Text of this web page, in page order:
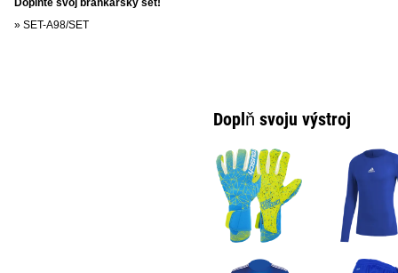
Doplňte svoj brankársky set!
» SET-A98/SET
Doplň svoju výstroj